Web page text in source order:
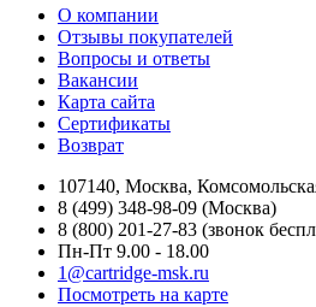
О компании
Отзывы покупателей
Вопросы и ответы
Вакансии
Карта сайта
Сертификаты
Возврат
107140, Москва,
8 (499) 348-98-09 (Москва)
8 (800) 201-27-83 (звонок
Пн-Пт 9.00 - 18.00
1@cartridge-msk.ru
Посмотреть на карте